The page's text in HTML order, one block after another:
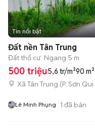
Tin nổi bật
Đất nền Tân Trung
Đất thổ cư Ngang 5 m
500 triệu5,6 tr/m²90 m²
Xã Tân Trung (P. Sơn Qui
Lê Minh Phụng 1 đã bán